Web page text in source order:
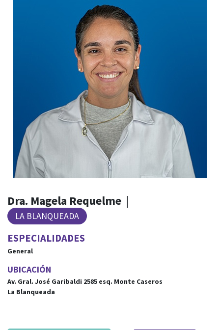
Dra. Magela Requelme |
LA BLANQUEADA
ESPECIALIDADES
General
UBICACIÓN
Av. Gral. José Garibaldi 2585 esq. Monte Caseros
La Blanqueada